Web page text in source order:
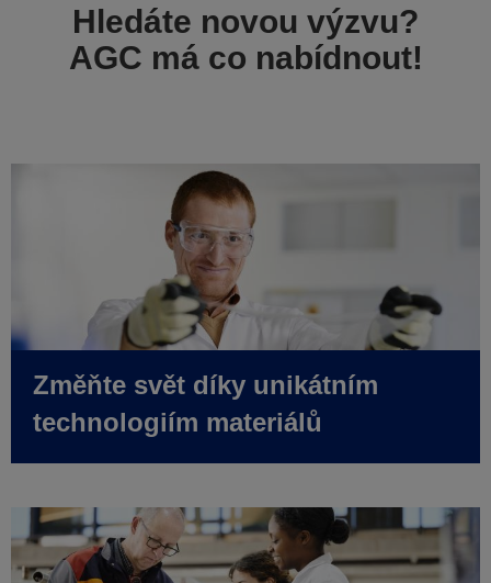
Hledáte novou výzvu?
AGC má co nabídnout!
Změňte svět díky unikátním
technologiím materiálů